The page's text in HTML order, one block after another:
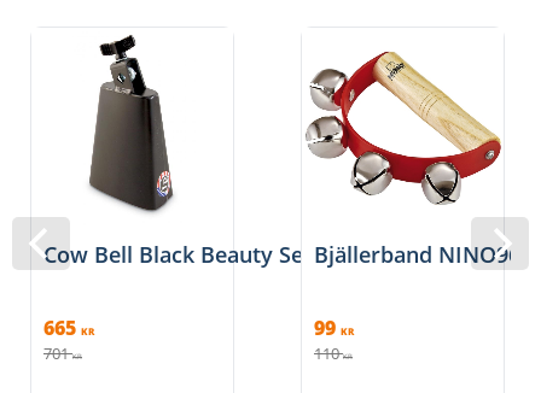
Cow Bell Black Beauty Senior, LP228
665 KR
701 KR
Bjällerband NINO962
99 KR
110 KR